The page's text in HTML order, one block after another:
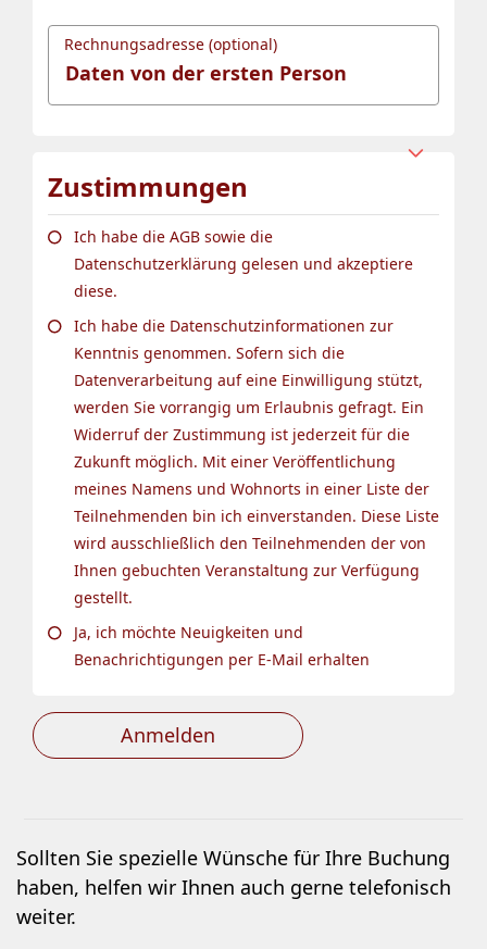
Rechnungsadresse (optional)
Zustimmungen
Ich habe die AGB sowie die
Datenschutzerklärung gelesen und akzeptiere
diese.
Ich habe die Datenschutzinformationen zur
Kenntnis genommen. Sofern sich die
Datenverarbeitung auf eine Einwilligung stützt,
werden Sie vorrangig um Erlaubnis gefragt. Ein
Widerruf der Zustimmung ist jederzeit für die
Zukunft möglich. Mit einer Veröffentlichung
meines Namens und Wohnorts in einer Liste der
Teilnehmenden bin ich einverstanden. Diese Liste
wird ausschließlich den Teilnehmenden der von
Ihnen gebuchten Veranstaltung zur Verfügung
gestellt.
Ja, ich möchte Neuigkeiten und
Benachrichtigungen per E-Mail erhalten
Anmelden
Sollten Sie spezielle Wünsche für Ihre Buchung
haben, helfen wir Ihnen auch gerne telefonisch
weiter.